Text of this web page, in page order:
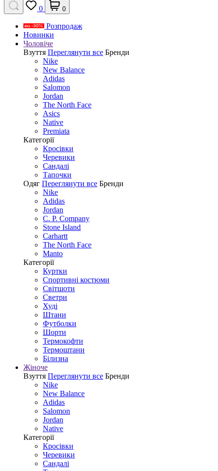
0 0
Розпродаж
Новинки
Чоловіче
Взуття Переглянути все Бренди
Nike
New Balance
Adidas
Salomon
Jordan
The North Face
Asics
Native
Premiata
Категорії
Кросівки
Черевики
Сандалі
Tапочки
Одяг Переглянути все Бренди
Nike
Adidas
Jordan
C. P. Company
Stone Island
Carhartt
The North Face
Manto
Категорії
Куртки
Спортивні костюми
Світшоти
Светри
Худі
Штани
Футболки
Шорти
Термокофти
Термоштани
Білизна
Жіноче
Взуття Переглянути все Бренди
Nike
New Balance
Adidas
Salomon
Jordan
Native
Категорії
Кросівки
Черевики
Сандалі